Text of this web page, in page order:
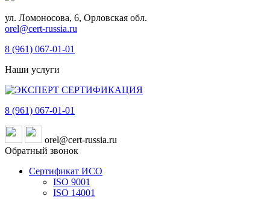
ул. Ломоносова, 6, Орловская обл.
orel@cert-russia.ru
8 (961) 067-01-01
Наши услуги
8 (961) 067-01-01
orel@cert-russia.ru
Обратный звонок
Сертификат ИСО
ISO 9001
ISO 14001